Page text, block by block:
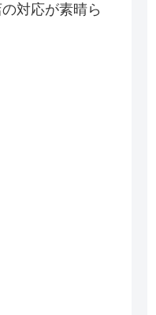
対応が素晴ら